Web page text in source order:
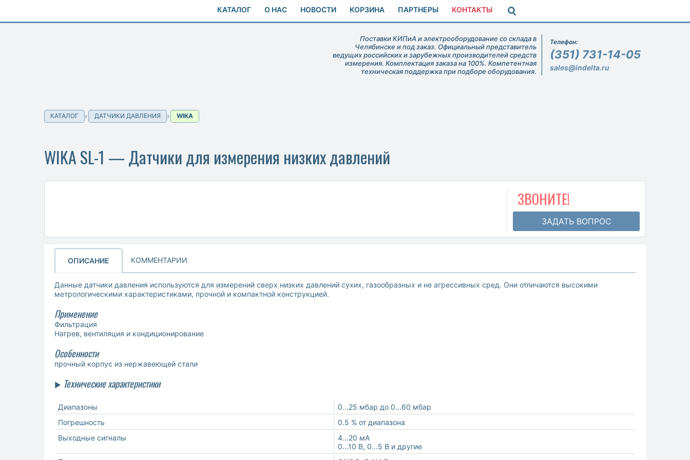
КАТАЛОГ О НАС НОВОСТИ КОРЗИНА ПАРТНЕРЫ КОНТАКТЫ
Поставки КИПиА и электрооборудование со склада в
Челябинске и под заказ. Официальный представитель
ведущих российских и зарубежных производителей средств
измерения. Комплектация заказа на 100%. Компетентная
техническая поддержка при подборе оборудования.
Телефон:
(351) 731-14-05
sales@indelta.ru
КАТАЛОГ ДАТЧИКИ ДАВЛЕНИЯ WIKA
WIKA SL-1 — Датчики для измерения низких давлений
ЗВОНИТЕ!
ЗАДАТЬ ВОПРОС
ОПИСАНИЕ КОММЕНТАРИИ
Данные датчики давления используются для измерений сверх низких давлений сухих, газообразных и не агрессивных сред. Они отличаются высокими
метрологическими характеристиками, прочной и компактной конструкцией.
Применение
Фильтрация
Нагрев, вентиляция и кондиционирование
Особенности
прочный корпус из нержавеющей стали
► Технические характеристики
Диапазоны
0...25 мбар до 0...60 мбар
Погрешность
0.5 % от диапазона
Выходные сигналы
4...20 мА
0...10 В, 0...5 В и другие